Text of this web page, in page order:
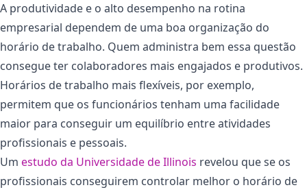
A produtividade e o alto desempenho na rotina
empresarial dependem de uma boa organização do
horário de trabalho. Quem administra bem essa questão
consegue ter colaboradores mais engajados e produtivos.
Horários de trabalho mais flexíveis, por exemplo,
permitem que os funcionários tenham uma facilidade
maior para conseguir um equilíbrio entre atividades
profissionais e pessoais.
Um estudo da Universidade de Illinois revelou que se os
profissionais conseguirem controlar melhor o horário de